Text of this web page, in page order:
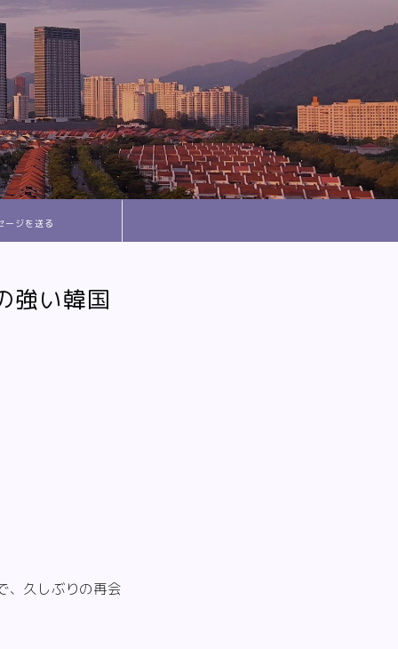
ージを送る
強い韓国
、久しぶりの再会